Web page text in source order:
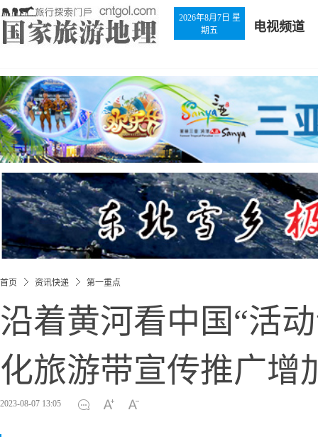
2026年8月7日 星
期五
电视频道
首页 资讯快递 第一重点
沿着黄河看中国“活
化旅游带宣传推广增
2023-08-07 13:05